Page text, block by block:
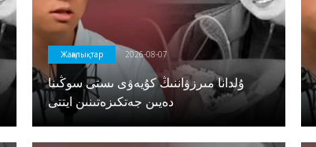
Жаңалықтар 2026-08-07
ۇلدانا مىرزۋاننىڭ كۇيەۋى ىستى سوڭىنا
دەيىن جەتكىزەتىنىن ايتتى